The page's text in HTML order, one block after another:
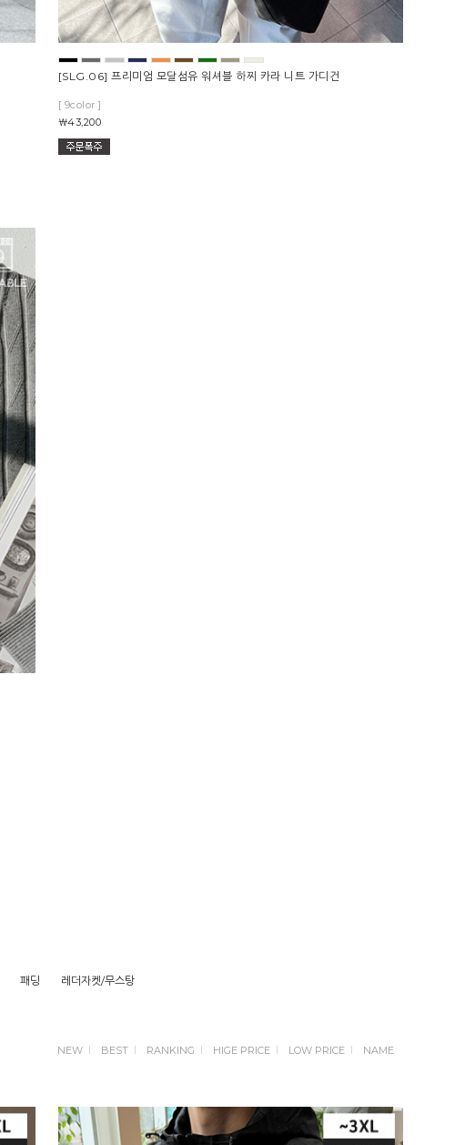
[SLG.06] 프리미엄 모달섬유 워셔블 하찌 카라 니트 가디건
[ 9color ]
￦43,200
패딩 레더자켓/무스탕
NEW BEST RANKING HIGE PRICE LOW PRICE NAME